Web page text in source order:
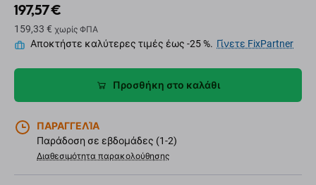
197,57 €
159,33 € χωρίς ΦΠΑ
Αποκτήστε καλύτερες τιμές έως -25 %. Γίνετε FixPartner
Προσθήκη στο καλάθι
ΠΑΡΑΓΓΕΛΊΑ
Παράδοση σε εβδομάδες (1-2)
Διαθεσιμότητα παρακολούθησης